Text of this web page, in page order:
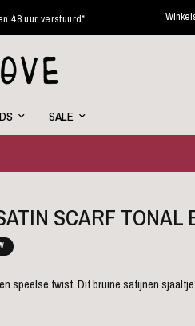
verstuurd* Wekelijks nieuwe
SALE
SCARF TONAL
speelse twist. Dit bruine satijnen